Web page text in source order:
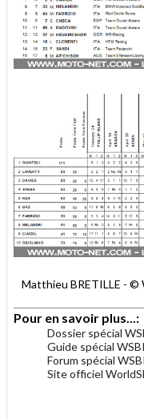
Matthieu BRETILLE - ©
Pour en savoir plus...:
Dossier spécial
Guide spécial
Forum spécial
Site officiel